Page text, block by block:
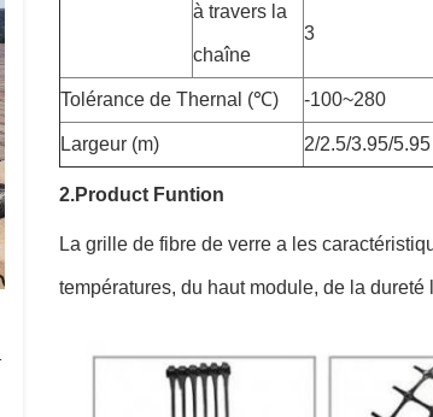
à travers la
chaîne
3
Tolérance de Thernal (℃) -100~280
Largeur (m) 2/2.5/3.95/
2.Product Funtion
La grille de fibre de verre a les
températures, du haut module, de la